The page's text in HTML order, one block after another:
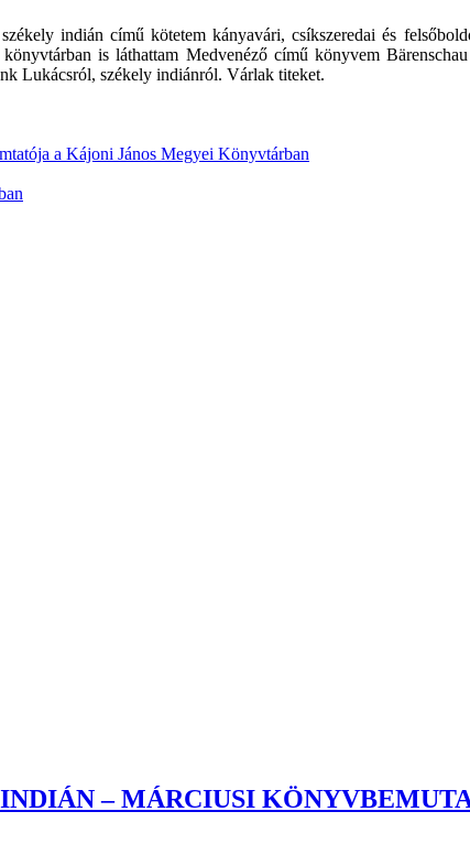
indián című kötetem kányavári, csíkszeredai és
is láthattam Medvenéző című könyvem
Lukácsról, székely indiánról. Várlak titeket.
a Kájoni János Megyei Könyvtárban
– MÁRCIUSI